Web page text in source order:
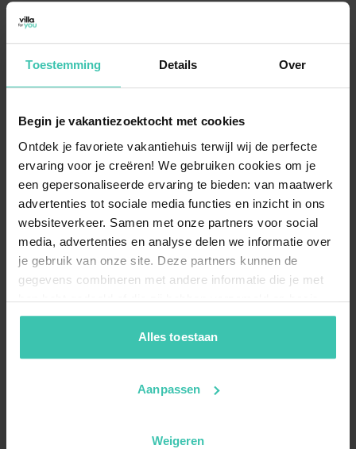
Toestemming Details Over
Begin je vakantiezoektocht met cookies
Ontdek je favoriete vakantiehuis terwijl wij de perfecte
ervaring voor je creëren! We gebruiken cookies om je
een gepersonaliseerde ervaring te bieden: van maatwerk
advertenties tot sociale media functies en inzicht in ons
websiteverkeer. Samen met onze partners voor social
media, advertenties en analyse delen we informatie over
je gebruik van onze site. Deze partners kunnen de
gegevens combineren met andere informatie die je met
hen hebt gedeeld of die zij hebben verzameld op basis
van je gebruik van hun diensten. Zo zorgen we ervoor dat
jouw vakantiezoektocht soepel en op maat verloopt!
Alles toestaan
Aanpassen
Weigeren
Zijn er ook appartementen in Ovezande
beschikbaar?
Hoewel het aanbod in dit karakteristieke dorp
exclusief is, wordt er regelmatig gezocht naar
veel privacy. De beschikbare accommodaties zijn vaak
uitvalsbasis omZeelandte verkennen. Voor een
kwalitatief verblijf ben je hier aan het juiste adres, wat
ook blijkt uit de hoge reviewscore van 4.8/5.
Welke faciliteiten zijn beschikbaar in een
vakantiehuis in Ovezande?
woningen beschikken bovendien over een
tuinvoor optimale privacy. Onze experts bezoeken
faciliteiten te waarborgen.